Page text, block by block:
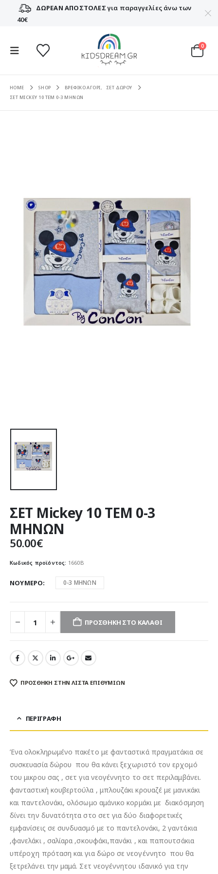
ΔΩΡΕΑΝ ΑΠΟΣΤΟΛΕΣγια παραγγελίες άνω των
40€
0
HOME SHOP ΒΡΕΦΙΚΟ ΑΓΟΡΙ,
ΣΕΤ ΔΩΡΟΥ
ΣΕΤ MICKEY 10 ΤΕΜ 0-3 ΜΗΝΩΝ
ΣΕΤ Mickey 10 ΤΕΜ 0-3
ΜΗΝΩΝ
50.00€
Κωδικός προϊόντος: 1660Β
ΝΟΥΜΕΡΟ 0-3 ΜΗΝΩΝ
ΠΡΟΣΘΉΚΗ ΣΤΟ ΚΑΛΆΘΙ
ΠΡΌΣΘΉΚΗ ΣΤΗΝ ΛΊΣΤΑ ΕΠΙΘΥΜΙΏΝ
ΠΕΡΙΓΡΑΦΉ
Ένα ολοκληρωμένο πακέτο με φανταστικά πραγματάκια σε
συσκευασία δώρου που θα κάνει ξεχωριστό τον ερχομό
του μικρου σας , σετ για νεογέννητο το σετ περιλαμβάνει.
φανταστική κουβερτούλα , μπλουζάκι κρουαζέ με μανικάκι
και παντελονάκι, ολόσωμο αμάνικο κορμάκι με διακόσμηση
δίνει την δυνατότητα στο σετ για δύο διαφορετικές
εμφανίσεις σε συνδυασμό με το παντελονάκι, 2 γαντάκια
,φανελάκι , σαλίαρα ,σκουφάκι,πανάκι , και παπουτσάκια
υπέροχη πρόταση και για δώρο σε νεογέννητο που θα
ξετρελάνει την μαμά. Σετ νεογέννητου ιδανικό για την